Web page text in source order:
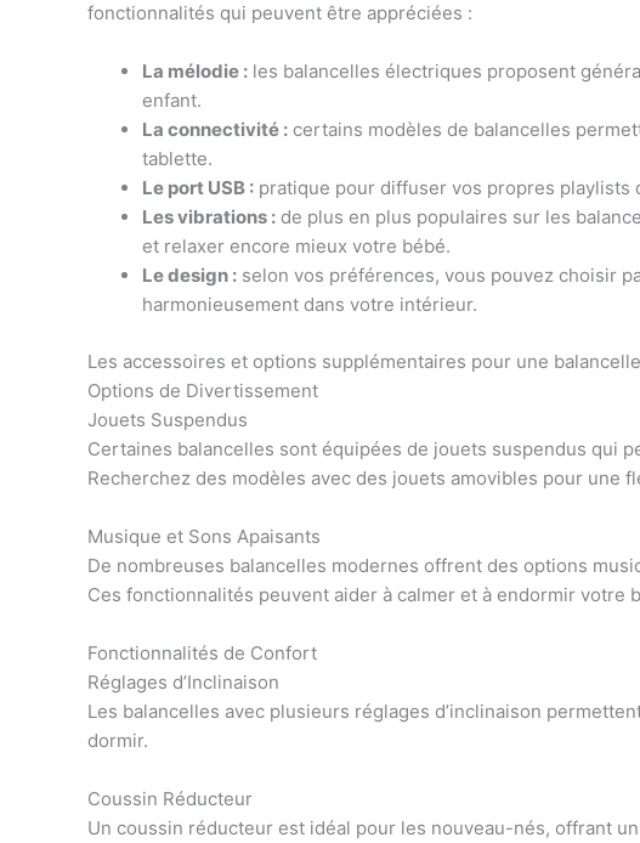
fonctionnalités qui peuvent être appréciées :
La mélodie : les balancelles électriques proposent
enfant.
La connectivité : certains modèles de balancelles
tablette.
Le port USB : pratique pour diffuser vos propres playlists
Les vibrations : de plus en plus populaires sur les
et relaxer encore mieux votre bébé.
Le design : selon vos préférences, vous pouvez choisir
harmonieusement dans votre intérieur.
Les accessoires et options supplémentaires pour une
Options de Divertissement
Jouets Suspendus
Certaines balancelles sont équipées de jouets suspendus qui
Recherchez des modèles avec des jouets amovibles pour une
Musique et Sons Apaisants
De nombreuses balancelles modernes offrent des options
Ces fonctionnalités peuvent aider à calmer et à endormir votre
Fonctionnalités de Confort
Réglages d’Inclinaison
Les balancelles avec plusieurs réglages d’inclinaison
dormir.
Coussin Réducteur
Un coussin réducteur est idéal pour les nouveau-nés, offrant